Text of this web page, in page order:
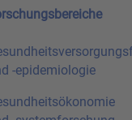
-epidemiologie